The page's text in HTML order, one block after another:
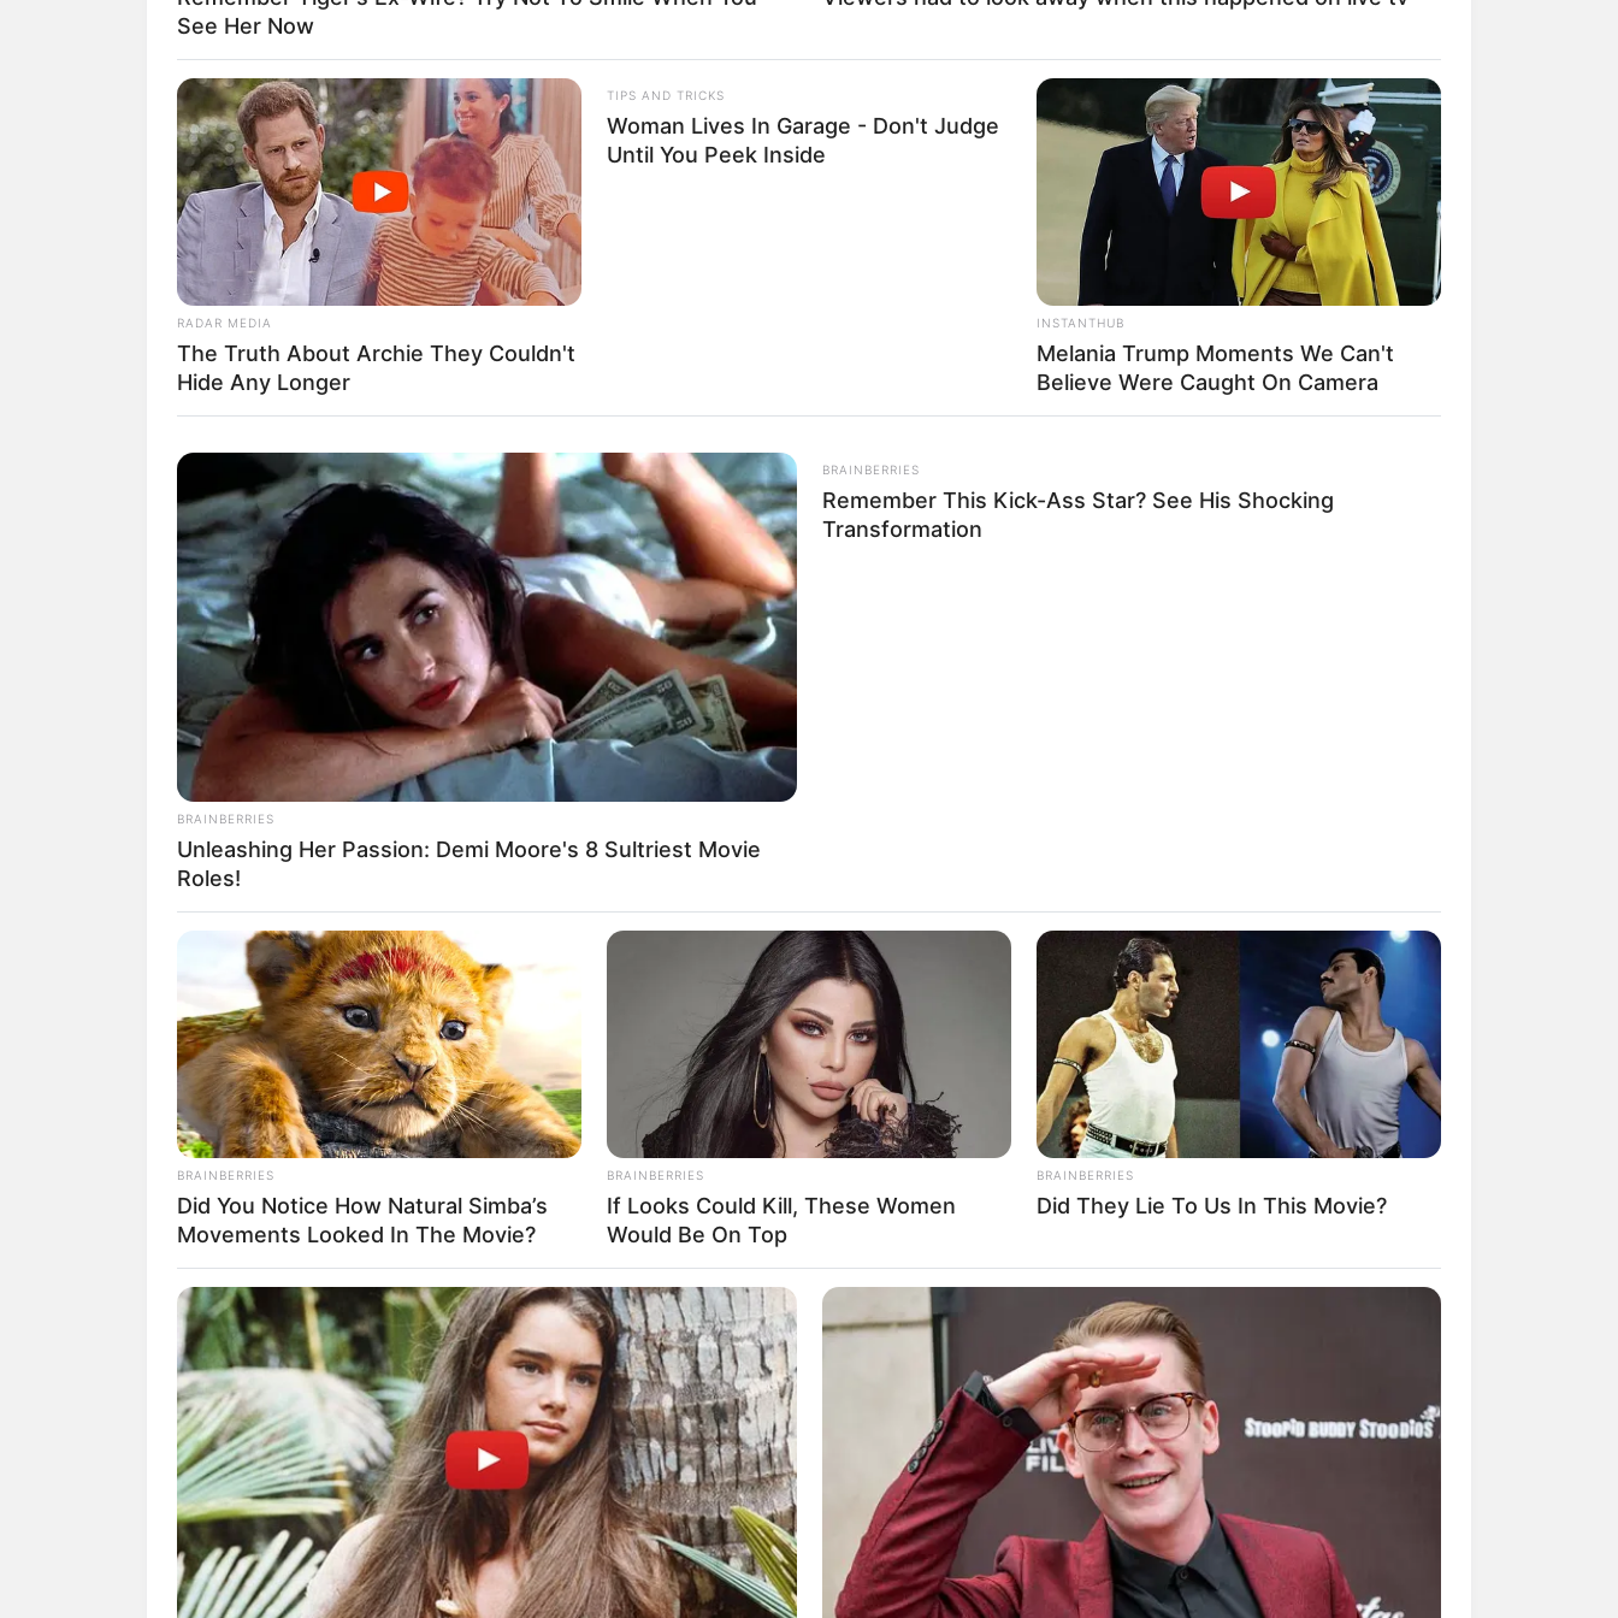
(foto: instagram/nissa_sabyan)
Biodata & Profil
Nama Lengkap: Khoirunnisa
Nama Panggilan: Nissa
Tempat, Tanggal Lahir: Lumajang, Jawa Timur, 23 Mei 1999
Kewarganegaraan: Indonesia
Agama: Islam
Profesi: Penyanyi
Hobi: Menyanyi
Facebook:
Twitter:@nissa_sabyann
Instagram: @nissa_sabyan
TikTok: –
YouTube:SABYAN
Tinggi, Berat & Penampilan Fisik
Tinggi Badan: –
Berat Badan : –
Golongan Darah: –
Warna Rambut: Hitam
Warna Mata: Coklat
Fail! 10 Potret Makanan Gagal
Dimasak yang Bikin Kamu
Nggak Selera
10 Pose Manekin Anti
Mainstream yang Konyol
10 Desain Kanopi Tempat
Tidur, Serasa Beristirahat di
Kamar Raja
Tampil Lebih Modern, 7 Potret
90 Tahun
See Her Now
RADAR MEDIA
The Truth About Archie They Couldn't
Hide Any Longer
TIPS AND TRICKS
Woman Lives In Garage - Don't Judge
Until You Peek Inside
INSTANTHUB
Melania Trump Moments We Can't
Believe Were Caught On Camera
BRAINBERRIES
Unleashing Her Passion: Demi Moore's 8 Sultriest Movie
Roles!
BRAINBERRIES
Remember This Kick-Ass Star? See His Shocking
Transformation
BRAINBERRIES
Did You Notice How Natural Simba’s
Movements Looked In The Movie?
BRAINBERRIES
If Looks Could Kill, These Women
Would Be On Top
BRAINBERRIES
Did They Lie To Us In This Movie?